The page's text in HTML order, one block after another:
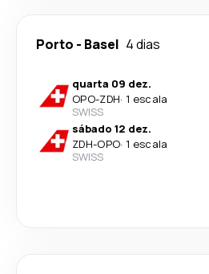
Porto - Basel 4 dias
quarta 09 dez.
OPO-ZDH· 1 escala
SWISS
sábado 12 dez.
ZDH-OPO· 1 escala
SWISS